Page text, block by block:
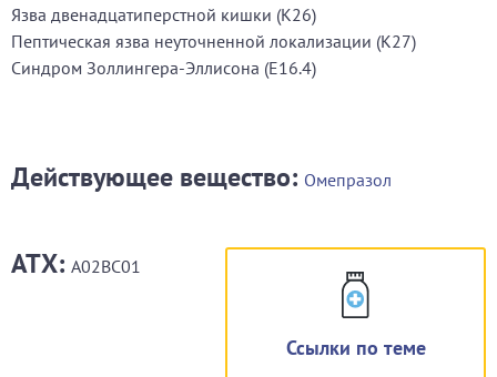
Язва двенадцатиперстной кишки (K26)
Пептическая язва неуточненной локализации (K27)
Синдром Золлингера-Эллисона (E16.4)
Действующее вещество: Омепразол
Ссылки по теме
АТХ: A02BC01